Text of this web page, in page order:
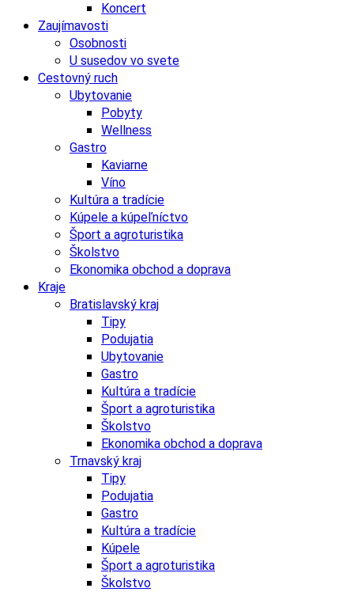
Koncert
Zaujímavosti
Osobnosti
U susedov vo svete
Cestovný ruch
Ubytovanie
Pobyty
Wellness
Gastro
Kaviarne
Víno
Kultúra a tradície
Kúpele a kúpeľníctvo
Šport a agroturistika
Školstvo
Ekonomika obchod a doprava
Kraje
Bratislavský kraj
Tipy
Podujatia
Ubytovanie
Gastro
Kultúra a tradície
Šport a agroturistika
Školstvo
Ekonomika obchod a doprava
Trnavský kraj
Tipy
Podujatia
Gastro
Kultúra a tradície
Kúpele
Šport a agroturistika
Školstvo